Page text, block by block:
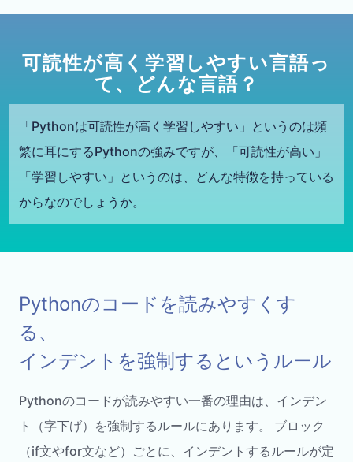
可読性が高く学習しやすい言語っ
て、どんな言語？
「Pythonは可読性が高く学習しやすい」というのは頻
繁に耳にするPythonの強みですが、「可読性が高い」
「学習しやすい」というのは、どんな特徴を持っている
からなのでしょうか。
Pythonのコードを読みやすくす
る、
インデントを強制するというルール
Pythonのコードが読みやすい一番の理由は、インデン
ト（字下げ）を強制するルールにあります。 ブロック
（if文やfor文など）ごとに、インデントするルールが定